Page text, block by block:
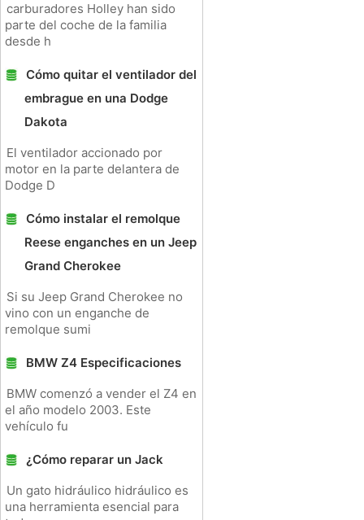
carburadores Holley han sido
parte del coche de la familia
desde h
Cómo quitar el ventilador del
embrague en una Dodge
Dakota
El ventilador accionado por
motor en la parte delantera de
Dodge D
Cómo instalar el remolque
Reese enganches en un Jeep
Grand Cherokee
Si su Jeep Grand Cherokee no
vino con un enganche de
remolque sumi
BMW Z4 Especificaciones
BMW comenzó a vender el Z4 en
el año modelo 2003. Este
vehículo fu
¿Cómo reparar un Jack
Un gato hidráulico hidráulico es
una herramienta esencial para